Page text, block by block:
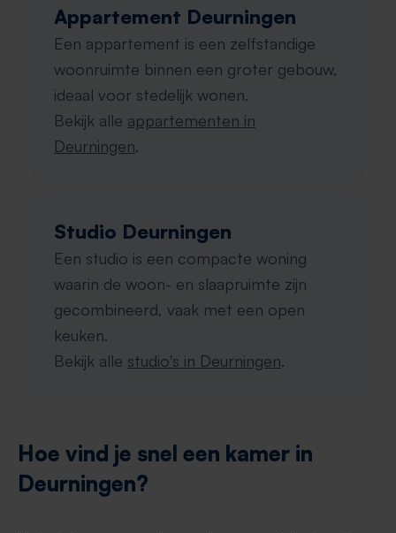
Appartement Deurningen
Een appartement is een zelfstandige
woonruimte binnen een groter gebouw,
ideaal voor stedelijk wonen.
Bekijk alle appartementen in
Deurningen.
Studio Deurningen
Een studio is een compacte woning
waarin de woon- en slaapruimte zijn
gecombineerd, vaak met een open
keuken.
Bekijk alle studio's in Deurningen.
Hoe vind je snel een kamer in
Deurningen?